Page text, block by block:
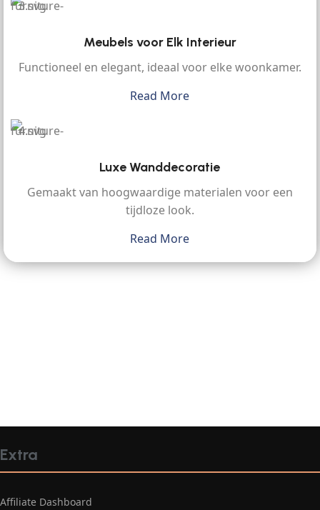
Meubels voor Elk Interieur
Functioneel en elegant, ideaal voor elke woonkamer.
Read More
Luxe Wanddecoratie
Gemaakt van hoogwaardige materialen voor een
tijdloze look.
Read More
Extra
Affiliate Dashboard